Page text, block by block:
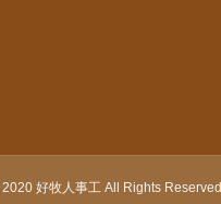
好牧人事工 All Rights Reserved